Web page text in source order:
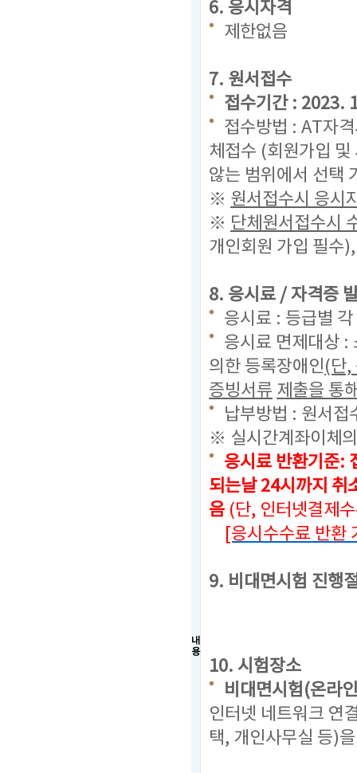
내
용
6. 응시자격
제한없음
7. 원서접수
접수기간 : 2023.
접수방법 : AT자
체접수 (회원가입 및
않는 범위에서 선택
※ 원서접수시 응시
※ 단체원서접수시
개인회원 가입 필수
8. 응시료 / 자격증
응시료 : 등급별
응시료 면제대상 :
의한 등록장애인(단,
증빙서류 제출을 통
납부방법 : 원서접
※ 실시간계좌이체
응시료 반환기준:
되는날 24시까지 취
음 (단, 인터넷결제
[응시수수료 반환
9. 비대면시험 진행
10. 시험장소
비대면시험(온라
인터넷 네트워크 연
택, 개인사무실 등)